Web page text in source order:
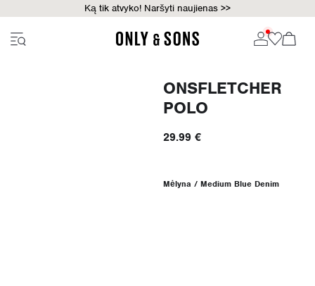
Ką tik atvyko! Naršyti naujienas >>
ONSFLETCHER
POLO
29.99 €
Mėlyna / Medium Blue Denim